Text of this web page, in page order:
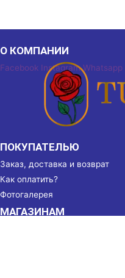
О КОМПАНИИ
Facebook Instagram Whatsapp
ПОКУПАТЕЛЬЮ
Заказ, доставка и возврат
Как оплатить?
Фотогалерея
МАГАЗИНАМ